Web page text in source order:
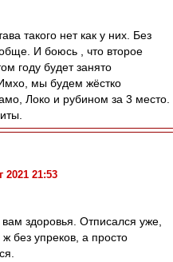
такого нет как у них. Без
И боюсь , что второе
году будет занято
мы будем жёстко
Локо и рубином за 3 место.
2021 21:53
здоровья. Отписался уже,
без упреков, а просто